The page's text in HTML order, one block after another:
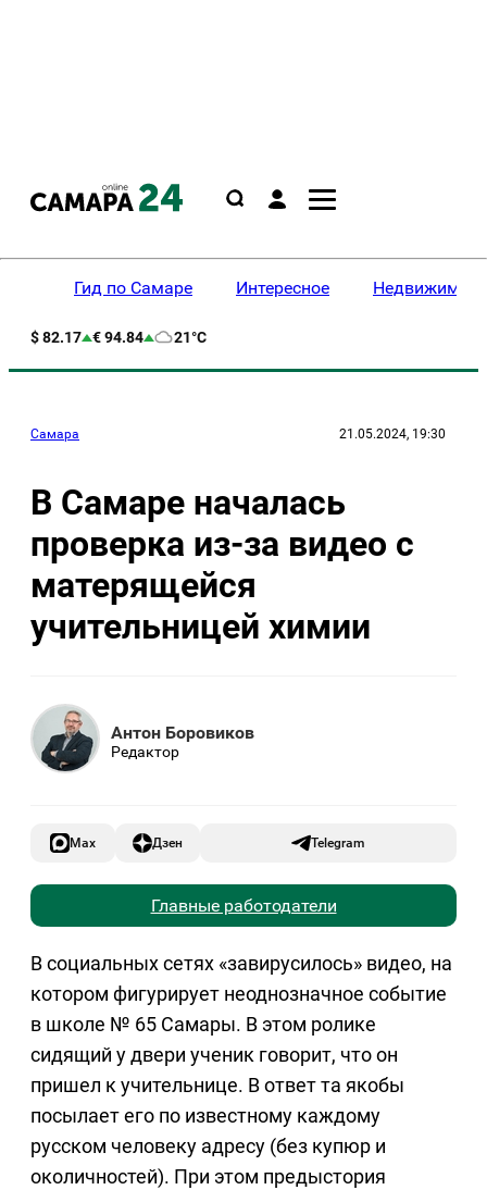
Гид по Самаре Интересное
$ 82.17 € 94.84 21°C
Самара 21.05.2024, 19:30
В Самаре началась
проверка из-за видео с
матерящейся
учительницей химии
Антон Боровиков
Редактор
Max Дзен Telegram
Главные работодатели
В социальных сетях «завирусилось» видео, на
котором фигурирует неоднозначное событие
в школе № 65 Самары. В этом ролике
сидящий у двери ученик говорит, что он
пришел к учительнице. В ответ та якобы
посылает его по известному каждому
русском человеку адресу (без купюр и
околичностей). При этом предыстория